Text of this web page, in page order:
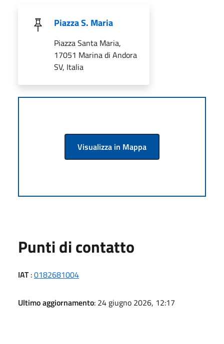
Piazza S. Maria
Piazza Santa Maria,
17051 Marina di Andora
SV, Italia
Visualizza in Mappa
Punti di contatto
IAT:0182681004
Ultimo aggiornamento: 24 giugno 2026, 12:17